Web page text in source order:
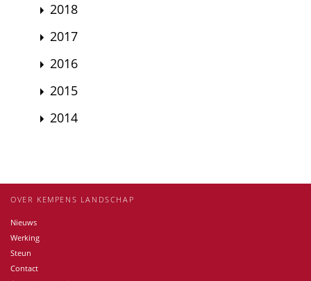
2018
2017
2016
2015
2014
OVER KEMPENS LANDSCHAP
Nieuws
Werking
Steun
Contact